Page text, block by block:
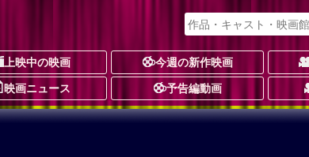
上映中の映画 今週の新作映画
映画ニュース 予告編動画